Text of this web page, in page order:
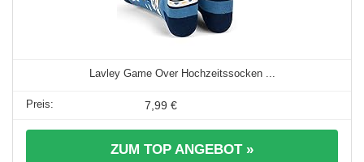
Lavley Game Over Hochzeitssocken ...
7,99 €
ZUM TOP ANGEBOT »